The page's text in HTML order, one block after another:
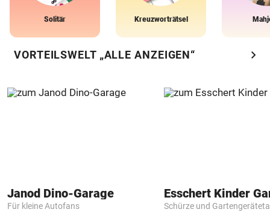
Solitär Kreuzworträtsel
VORTEILSWELT „ALLE ANZEIGEN“ chevron_right
Janod Dino-Garage
Für kleine Autofans Schürze und